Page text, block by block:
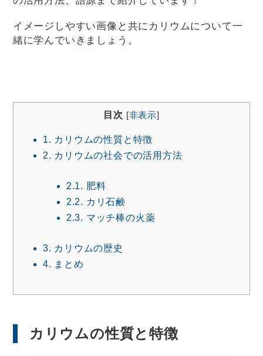
イメージしやすい画像と共にカリウムについて一
緒に学んでいきましょう。
目次 [非表示]
1. カリウムの性質と特徴
2. カリウムの社会での活用方法
2.1. 肥料
2.2. カリ石鹸
2.3. マッチ棒の火薬
3. カリウムの歴史
4. まとめ
カリウムの性質と特徴